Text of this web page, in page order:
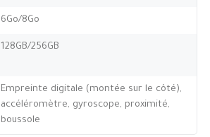
6Go/8Go
128GB/256GB
Empreinte digitale (montée sur le côté),
accéléromètre, gyroscope, proximité,
boussole